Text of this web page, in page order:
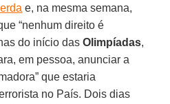
e, na mesma semana,
“nenhum direito é
do início dasOlimpíadas,
em pessoa, anunciar a
que estaria
no País. Dois dias